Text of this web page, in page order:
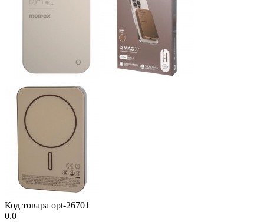
Код товара opt-26701
0.0